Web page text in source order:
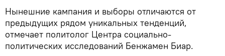
Нынешние кампания и выборы отличаются от
предыдущих рядом уникальных тенденций,
отмечает политолог Центра социально-
политических исследований Бенжамен Биар.